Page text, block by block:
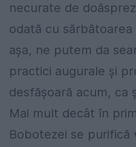
necurate de
odată cu
aşa, ne putem da
practici augurale şi
desfăşoară acum, ca
Mai mult decât în
Bobotezei se purifică